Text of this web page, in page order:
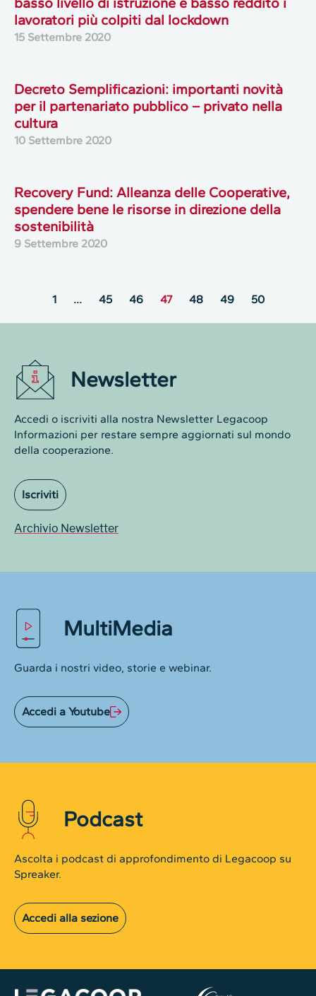
lavoratori più colpiti dal lockdown
15 Settembre 2020
Decreto Semplificazioni: importanti novità
per il partenariato pubblico – privato nella
cultura
10 Settembre 2020
Recovery Fund: Alleanza delle Cooperative,
spendere bene le risorse in direzione della
sostenibilità
9 Settembre 2020
1 … 45 46 47 48 49 50
Newsletter
Accedi o iscriviti alla nostra Newsletter Legacoop
Informazioni per restare sempre aggiornati sul mondo
della cooperazione.
Iscriviti
Archivio Newsletter
MultiMedia
Guarda i nostri video, storie e webinar.
Accedi a Youtube
Podcast
Ascolta i podcast di approfondimento di Legacoop su
Spreaker.
Accedi alla sezione